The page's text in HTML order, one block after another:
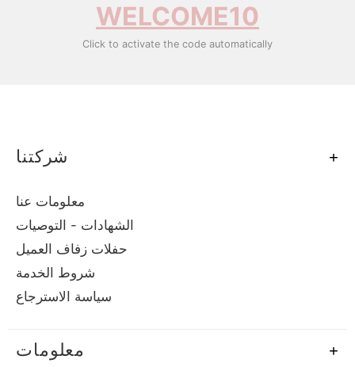
WELCOME10
Click to activate the code automatically
شركتنا
معلومات عنا
الشهادات - التوصيات
حفلات زفاف العميل
شروط الخدمة
سياسة الاسترجاع
معلومات